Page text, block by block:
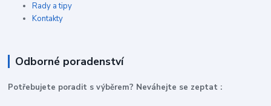
Rady a tipy
Kontakty
Odborné poradenství
Potřebujete poradit s výběrem? Neváhejte se zeptat :